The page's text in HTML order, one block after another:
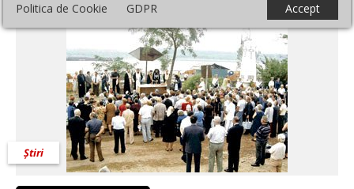
Politica de Cookie GDPR Accept
Știri